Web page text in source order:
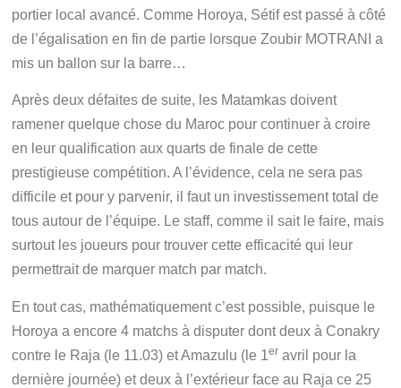
portier local avancé. Comme Horoya, Sétif est passé à côté
de l’égalisation en fin de partie lorsque Zoubir MOTRANI a
mis un ballon sur la barre…
Après deux défaites de suite, les Matamkas doivent
ramener quelque chose du Maroc pour continuer à croire
en leur qualification aux quarts de finale de cette
prestigieuse compétition. A l’évidence, cela ne sera pas
difficile et pour y parvenir, il faut un investissement total de
tous autour de l’équipe. Le staff, comme il sait le faire, mais
surtout les joueurs pour trouver cette efficacité qui leur
permettrait de marquer match par match.
En tout cas, mathématiquement c’est possible, puisque le
Horoya a encore 4 matchs à disputer dont deux à Conakry
contre le Raja (le 11.03) et Amazulu (le 1er avril pour la
dernière journée) et deux à l’extérieur face au Raja ce 25